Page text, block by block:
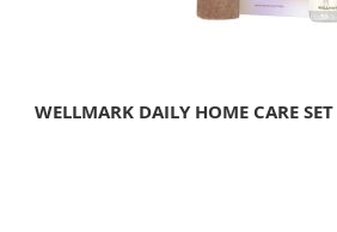
WELLMARK DAILY HOME CARE SET